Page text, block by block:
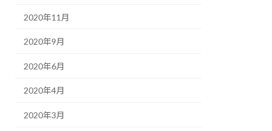
2020年11月
2020年9月
2020年6月
2020年4月
2020年3月